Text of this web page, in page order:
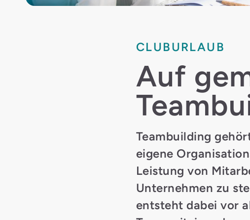
CLUBURLAUB
Auf
Teambuilding
eigene
Leistung von
Unternehmen zu
entsteht dabei vor